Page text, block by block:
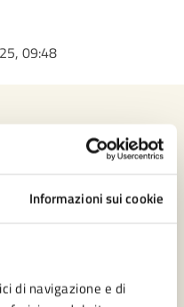
Informazioni sui cookie
di navigazione e di
09:48